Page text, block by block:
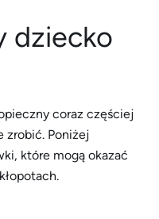
dziecko
coraz częściej
zrobić. Poniżej
które mogą okazać